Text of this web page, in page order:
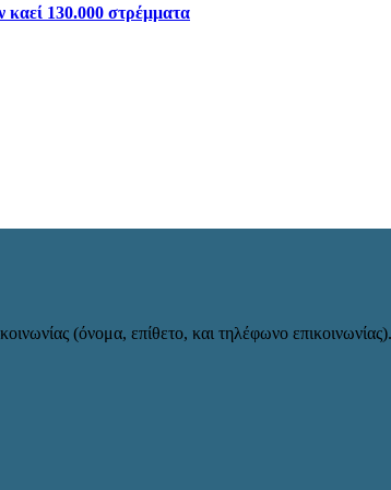
καεί 130.000 στρέμματα
(όνομα, επίθετο, και τηλέφωνο επικοινωνίας).